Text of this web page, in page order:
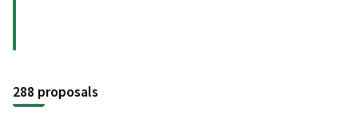
288 proposals